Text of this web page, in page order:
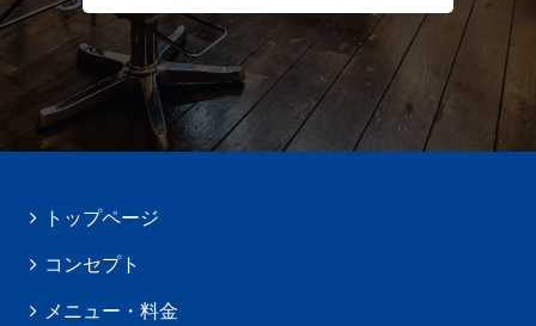
トップページ
コンセプト
メニュー・料金